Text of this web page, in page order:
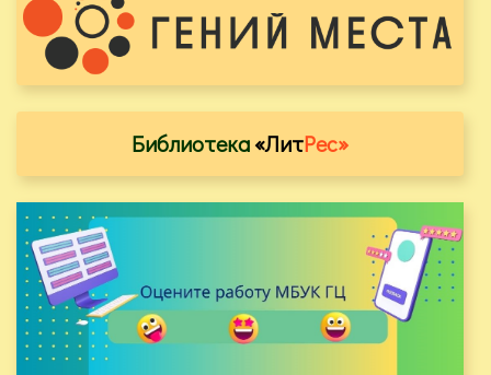
Библиотека«ЛитРес»